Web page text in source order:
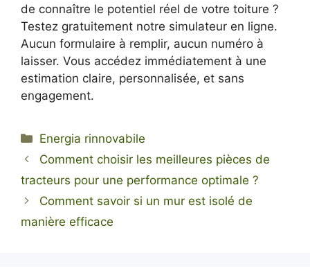
de connaître le potentiel réel de votre toiture ?
Testez gratuitement notre simulateur en ligne.
Aucun formulaire à remplir, aucun numéro à
laisser. Vous accédez immédiatement à une
estimation claire, personnalisée, et sans
engagement.
Categorie
Energia rinnovabile
Comment choisir les meilleures pièces de
tracteurs pour une performance optimale ?
Comment savoir si un mur est isolé de
manière efficace